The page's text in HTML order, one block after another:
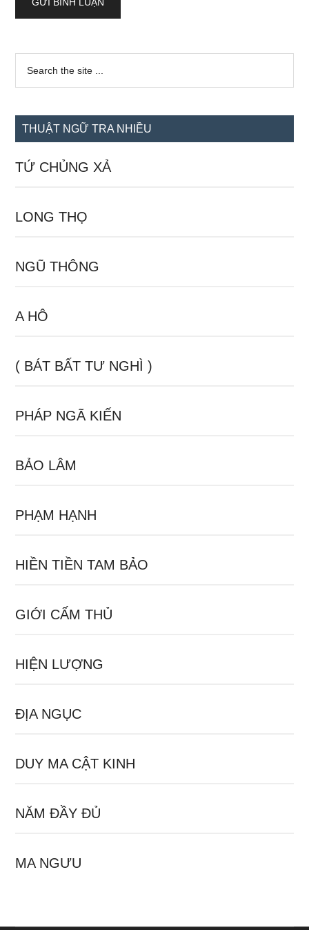
Sidebar
chính
...
THUẬT NGỮ TRA NHIỀU
TỨ CHỦNG XẢ
LONG THỌ
NGŨ THÔNG
A HÔ
( BÁT BẤT TƯ NGHÌ )
PHÁP NGÃ KIẾN
BẢO LÂM
PHẠM HẠNH
HIỀN TIỀN TAM BẢO
GIỚI CẤM THỦ
HIỆN LƯỢNG
ĐỊA NGỤC
DUY MA CẬT KINH
NĂM ĐẦY ĐỦ
MA NGƯU